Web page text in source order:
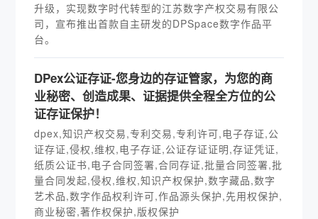
升级，实现数字时代转型的江苏数字产权交易有限公
司，宣布推出首款自主研发的DPSpace数字作品平
台。
DPex公证存证-您身边的存证管家，为您的商
业秘密、创造成果、证据提供全程全方位的公
证存证保护！
dpex,知识产权交易,专利交易,专利许可,电子存证,公
证存证,侵权,维权,电子存证,公证存证证明,存证凭证,
纸质公证书,电子合同签署,合同存证,批量合同签署,批
量合同发起,侵权,维权,知识产权保护,数字藏品,数字
艺术品,数字作品权利许可,作品源头保护,先用权保护,
商业秘密,著作权保护,版权保护